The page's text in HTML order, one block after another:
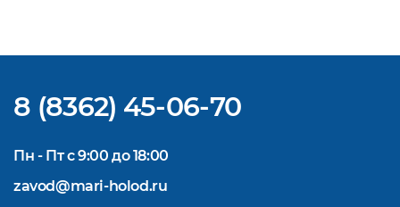
8 (8362) 45-06-70
Пн - Пт с 9:00 до 18:00
zavod@mari-holod.ru